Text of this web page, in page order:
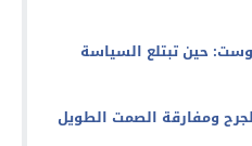
حين تبتلع السياسة
ومفارقة الصمت الطويل